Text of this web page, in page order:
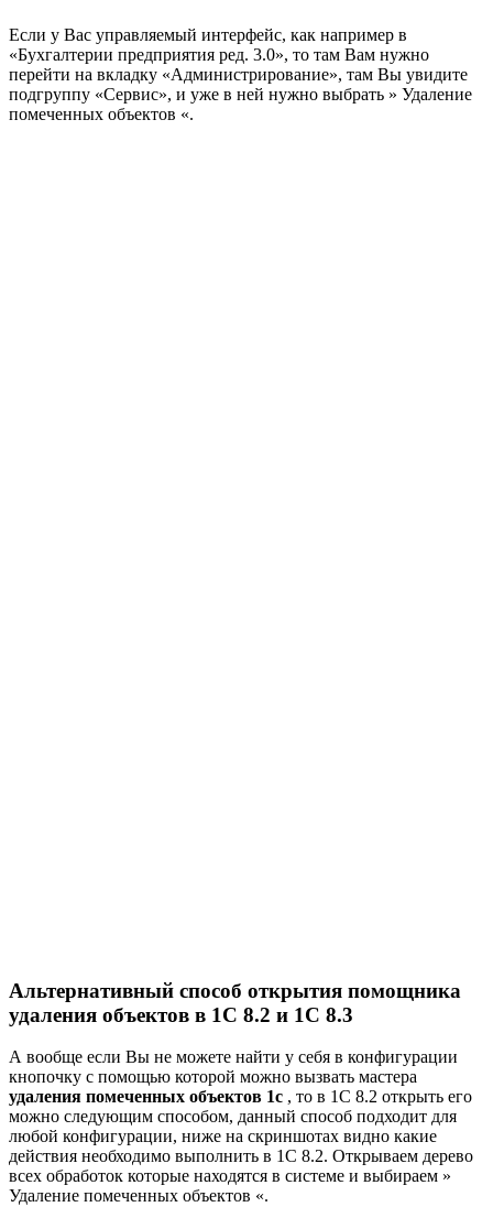
Если у Вас управляемый интерфейс, как например в
«Бухгалтерии предприятия ред. 3.0», то там Вам нужно
перейти на вкладку «Администрирование», там Вы увидите
подгруппу «Сервис», и уже в ней нужно выбрать » Удаление
помеченных объектов «.
Альтернативный способ открытия помощника
удаления объектов в 1С 8.2 и 1С 8.3
А вообще если Вы не можете найти у себя в конфигурации
кнопочку с помощью которой можно вызвать мастера
удаления помеченных объектов 1с , то в 1С 8.2 открыть его
можно следующим способом, данный способ подходит для
любой конфигурации, ниже на скриншотах видно какие
действия необходимо выполнить в 1С 8.2. Открываем дерево
всех обработок которые находятся в системе и выбираем »
Удаление помеченных объектов «.